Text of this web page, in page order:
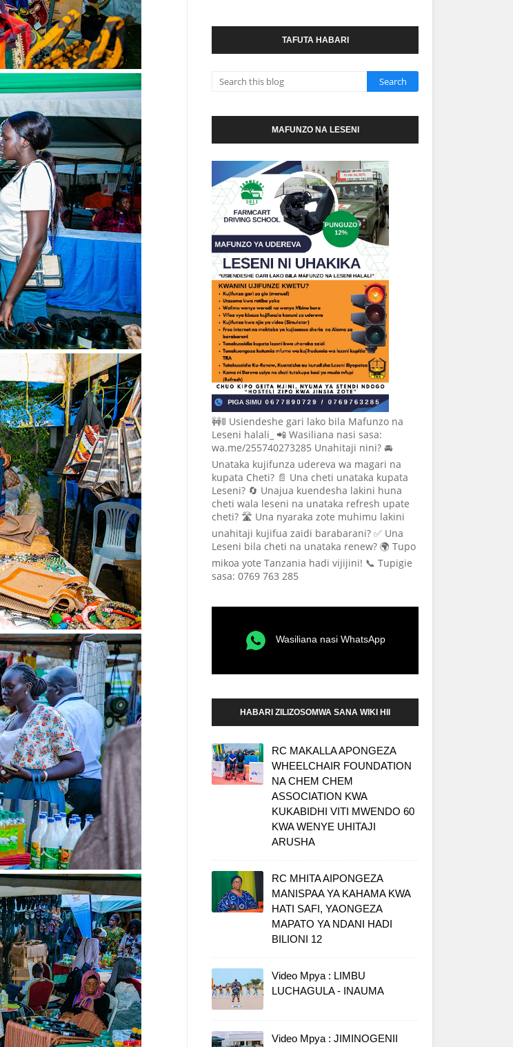
TAFUTA HABARI
MAFUNZO NA LESENI
🚧🚦 Usiendeshe gari lako bila Mafunzo na
Leseni halali_ 📲 Wasiliana nasi sasa:
wa.me/255740273285 Unahitaji nini? 🚘
Unataka kujifunza udereva wa magari na
kupata Cheti? 📄 Una cheti unataka kupata
Leseni? 🔄 Unajua kuendesha lakini huna
cheti wala leseni na unataka refresh upate
cheti? 🛣️ Una nyaraka zote muhimu lakini
unahitaji kujifua zaidi barabarani? ✅ Una
Leseni bila cheti na unataka renew? 🌍 Tupo
mikoa yote Tanzania hadi vijijini! 📞 Tupigie
sasa: 0769 763 285
Wasiliana nasi WhatsApp
HABARI ZILIZOSOMWA SANA WIKI HII
RC MAKALLA APONGEZA
WHEELCHAIR FOUNDATION
NA CHEM CHEM
ASSOCIATION KWA
KUKABIDHI VITI MWENDO 60
KWA WENYE UHITAJI
ARUSHA
RC MHITA AIPONGEZA
MANISPAA YA KAHAMA KWA
HATI SAFI, YAONGEZA
MAPATO YA NDANI HADI
BILIONI 12
Video Mpya : LIMBU
LUCHAGULA - INAUMA
Video Mpya : JIMINOGENII